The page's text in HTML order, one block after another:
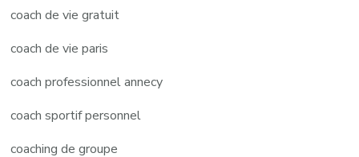
coach de vie gratuit
coach de vie paris
coach professionnel annecy
coach sportif personnel
coaching de groupe